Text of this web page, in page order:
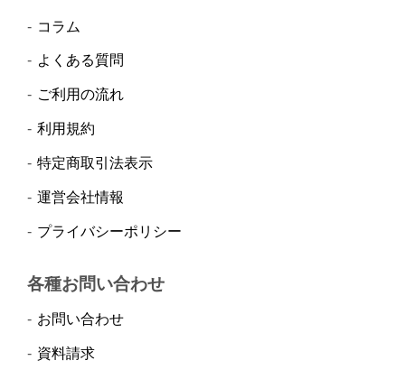
コラム
よくある質問
ご利用の流れ
利用規約
特定商取引法表示
運営会社情報
プライバシーポリシー
各種お問い合わせ
お問い合わせ
資料請求